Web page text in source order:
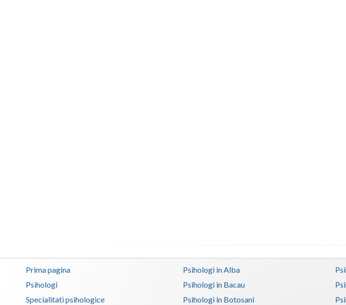
Prima pagina
Psihologi
Specialitati psihologice
Psihologi in Alba
Psihologi in Bacau
Psihologi in Botosani